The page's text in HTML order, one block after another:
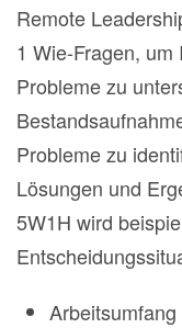
Remote
1 Wie-Fragen,
Probleme zu
Probleme zu
Lösungen und
5W1H wird